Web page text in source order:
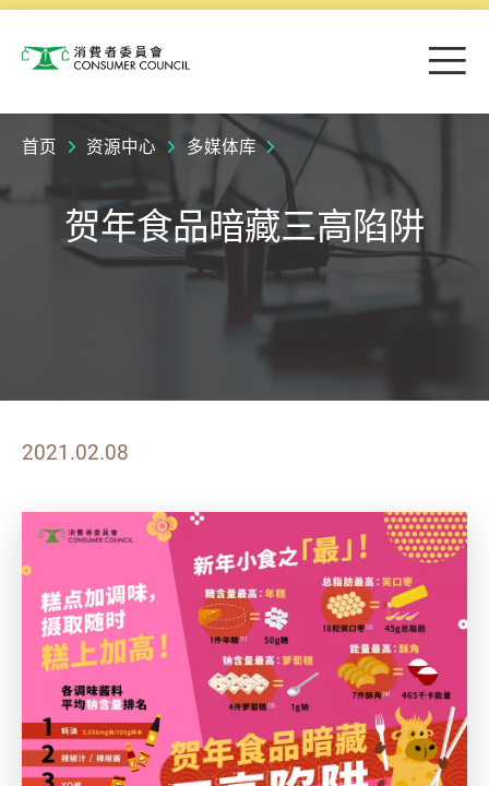
消费者委员会 目
首页 资源中心 多媒体库
贺年食品暗藏三高陷阱
2021.02.08